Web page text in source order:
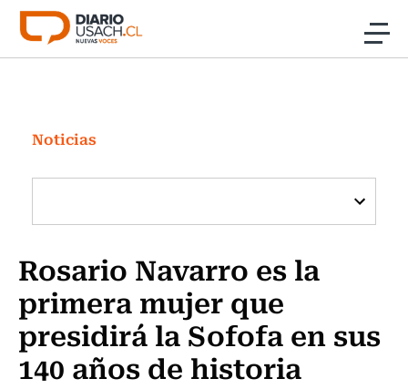
Click acá para ir directamente al contenido
Investigación
Cultura
Programas Radio y TV Usach
Noticias
Rosario Navarro es la
primera mujer que
presidirá la Sofofa en sus
140 años de historia